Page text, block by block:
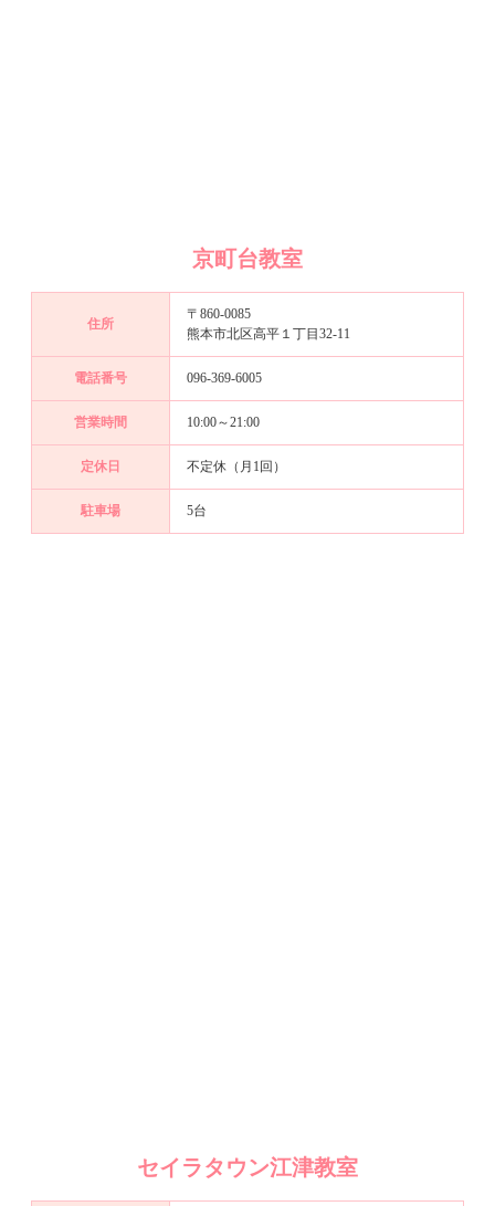
京町台教室
住所
〒860-0085
熊本市北区高平１丁目32-11
電話番号 096-369-6005
営業時間 10:00～21:00
定休日 不定休（月1回）
駐車場 5台
セイラタウン江津教室